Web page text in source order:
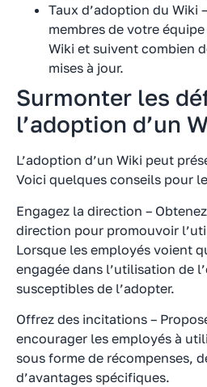
Taux d’adoption du Wiki
membres de votre
Wiki et suivent combien
mises à jour.
Surmonter les
l’adoption d’un
L’adoption d’un Wiki peut
Voici quelques conseils pour
Engagez la direction –
direction pour promouvoir
Lorsque les employés voient
engagée dans l’utilisation de
susceptibles de l’adopter.
Offrez des incitations –
encourager les employés à
sous forme de récompenses,
d’avantages spécifiques.